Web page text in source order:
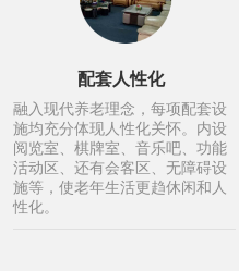
配套人性化
融入现代养老理念，每项配套设
施均充分体现人性化关怀。内设
阅览室、棋牌室、音乐吧、功能
活动区、还有会客区、无障碍设
施等，使老年生活更趋休闲和人
性化。